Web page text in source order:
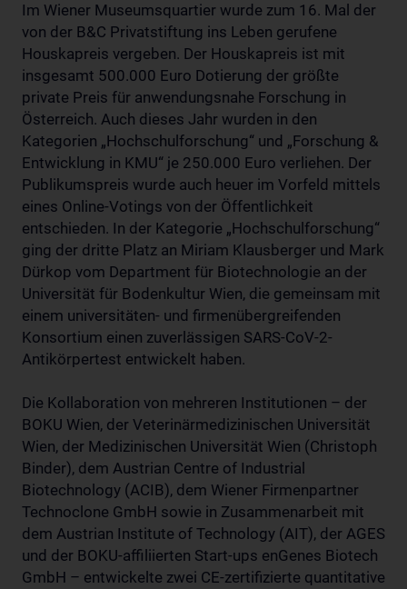
Im Wiener Museumsquartier wurde zum 16. Mal der
von der B&C Privatstiftung ins Leben gerufene
Houskapreis vergeben. Der Houskapreis ist mit
insgesamt 500.000 Euro Dotierung der größte
private Preis für anwendungsnahe Forschung in
Österreich. Auch dieses Jahr wurden in den
Kategorien „Hochschulforschung“ und „Forschung &
Entwicklung in KMU“ je 250.000 Euro verliehen. Der
Publikumspreis wurde auch heuer im Vorfeld mittels
eines Online-Votings von der Öffentlichkeit
entschieden. In der Kategorie „Hochschulforschung“
ging der dritte Platz an Miriam Klausberger und Mark
Dürkop vom Department für Biotechnologie an der
Universität für Bodenkultur Wien, die gemeinsam mit
einem universitäten- und firmenübergreifenden
Konsortium einen zuverlässigen SARS-CoV-2-
Antikörpertest entwickelt haben.
Die Kollaboration von mehreren Institutionen – der
BOKU Wien, der Veterinärmedizinischen Universität
Wien, der Medizinischen Universität Wien (Christoph
Binder), dem Austrian Centre of Industrial
Biotechnology (ACIB), dem Wiener Firmenpartner
Technoclone GmbH sowie in Zusammenarbeit mit
dem Austrian Institute of Technology (AIT), der AGES
und der BOKU-affiliierten Start-ups enGenes Biotech
GmbH – entwickelte zwei CE-zertifizierte quantitative